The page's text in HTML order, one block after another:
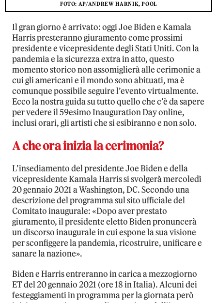
FOTO: AP/ANDREW HARNIK, POOL
Il gran giorno è arrivato: oggi Joe Biden e Kamala
Harris presteranno giuramento come prossimi
presidente e vicepresidente degli Stati Uniti. Con la
pandemia e la sicurezza extra in atto, questo
momento storico non assomiglierà alle cerimonie a
cui gli americani e il mondo sono abituati, ma è
comunque possibile seguire l’evento virtualmente.
Ecco la nostra guida su tutto quello che c’è da sapere
per vedere il 59esimo Inauguration Day online,
inclusi orari, gli artisti che si esibiranno e non solo.
A che ora inizia la cerimonia?
L’insediamento del presidente Joe Biden e della
vicepresidente Kamala Harris si svolgerà mercoledì
20 gennaio 2021 a Washington, DC. Secondo una
descrizione del programma sul sito ufficiale del
Comitato inaugurale: «Dopo aver prestato
giuramento, il presidente eletto Biden pronuncerà
un discorso inaugurale in cui espone la sua visione
per sconfiggere la pandemia, ricostruire, unificare e
sanare la nazione».
Biden e Harris entreranno in carica a mezzogiorno
ET del 20 gennaio 2021 (ore 18 in Italia). Alcuni dei
festeggiamenti in programma per la giornata però